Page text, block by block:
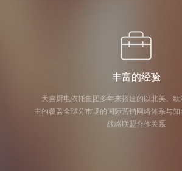
丰富的经验
天喜厨电依托集团多年来搭建的以北美、欧
主的覆盖全球分市场的国际营销网络体系与
战略联盟合作关系